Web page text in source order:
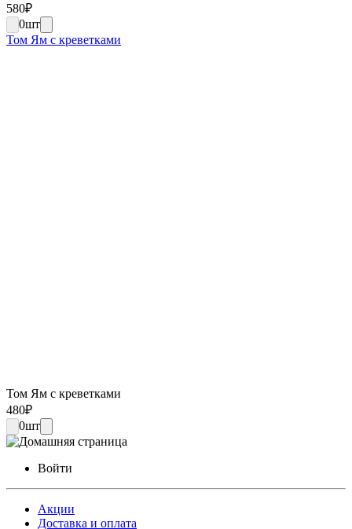
580₽
0шт
Том Ям с креветками
Том Ям с креветками
480₽
0шт
Войти
Акции
Доставка и оплата